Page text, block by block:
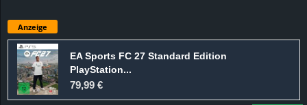
Anzeige
EA Sports FC 27 Standard Edition
PlayStation...
79,99 €